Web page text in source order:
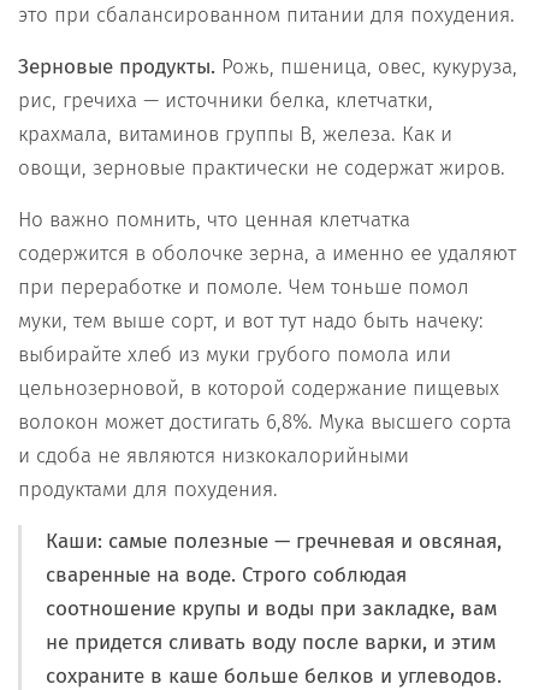
это при сбалансированном питании для похудения.
Зерновые продукты. Рожь, пшеница, овес, кукуруза,
рис, гречиха — источники белка, клетчатки,
крахмала, витаминов группы В, железа. Как и
овощи, зерновые практически не содержат жиров.
Но важно помнить, что ценная клетчатка
содержится в оболочке зерна, а именно ее удаляют
при переработке и помоле. Чем тоньше помол
муки, тем выше сорт, и вот тут надо быть начеку:
выбирайте хлеб из муки грубого помола или
цельнозерновой, в которой содержание пищевых
волокон может достигать 6,8%. Мука высшего сорта
и сдоба не являются низкокалорийными
продуктами для похудения.
Каши: самые полезные — гречневая и овсяная,
сваренные на воде. Строго соблюдая
соотношение крупы и воды при закладке, вам
не придется сливать воду после варки, и этим
сохраните в каше больше белков и углеводов.